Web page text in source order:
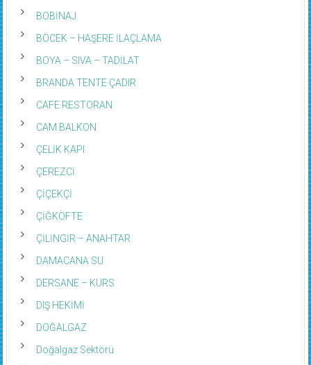
BOBİNAJ
BÖCEK – HAŞERE İLAÇLAMA
BOYA – SIVA – TADİLAT
BRANDA TENTE ÇADIR
CAFE RESTORAN
CAM BALKON
ÇELİK KAPI
ÇEREZCİ
ÇİÇEKÇİ
ÇİĞKÖFTE
ÇİLİNGİR – ANAHTAR
DAMACANA SU
DERSANE – KURS
DIŞ HEKİMİ
DOĞALGAZ
Doğalgaz Sektörü